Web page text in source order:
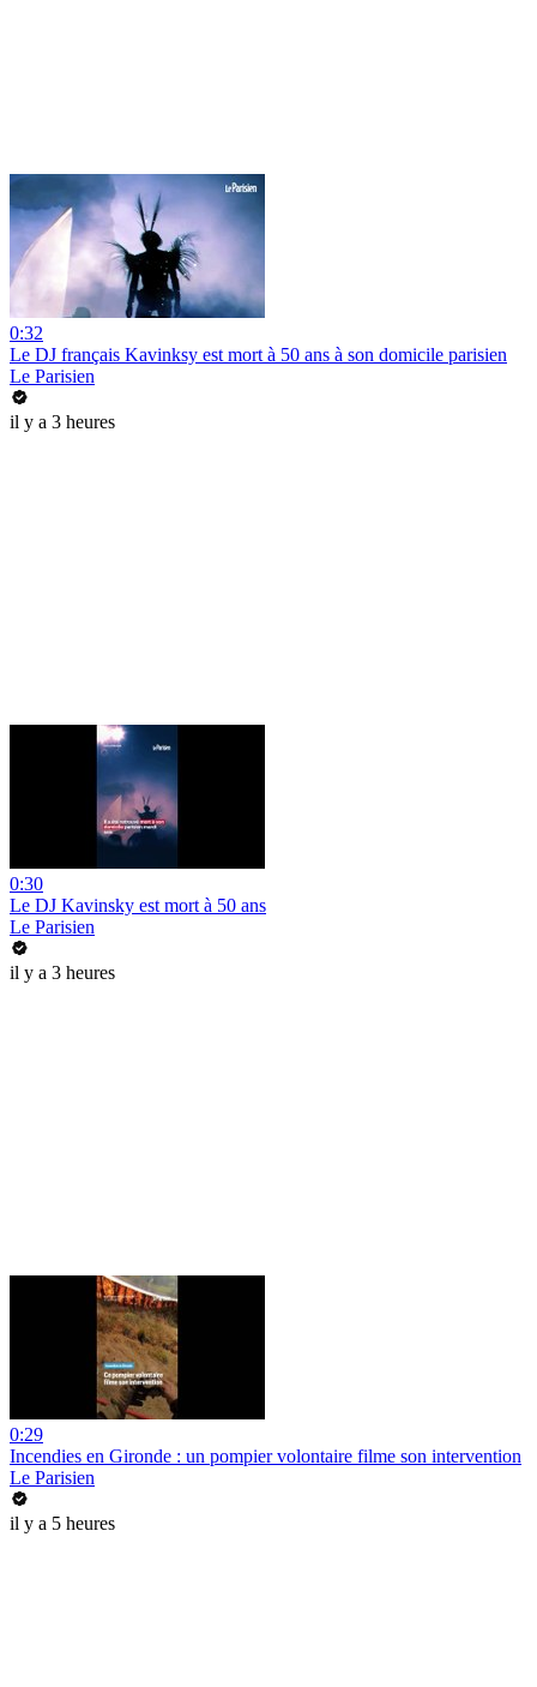
0:32
Le DJ français Kavinksy est mort à 50 ans à son domicile parisien
Le Parisien
il y a 3 heures
0:30
Le DJ Kavinsky est mort à 50 ans
Le Parisien
il y a 3 heures
0:29
Incendies en Gironde : un pompier volontaire filme son intervention
Le Parisien
il y a 5 heures